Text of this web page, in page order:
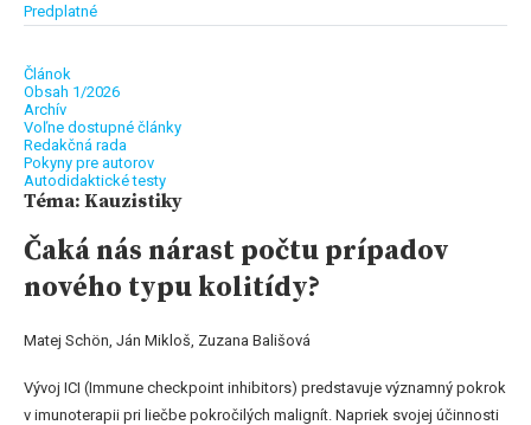
Predplatné
Článok
Obsah 1/2026
Archív
Voľne dostupné články
Redakčná rada
Pokyny pre autorov
Autodidaktické testy
Téma: Kauzistiky
Čaká nás nárast počtu prípadov
nového typu kolitídy?
Matej Schön, Ján Mikloš, Zuzana Bališová
Vývoj ICI (Immune checkpoint inhibitors) predstavuje významný pokrok
v imunoterapii pri liečbe pokročilých malignít. Napriek svojej účinnosti